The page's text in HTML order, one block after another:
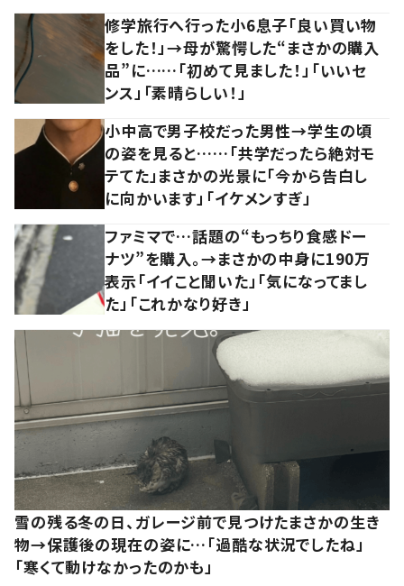
修学旅行へ行った小6息子「良い買い物
をした！」→母が驚愕した“まさかの購入
品”に……「初めて見ました！」「いいセ
ンス」「素晴らしい！」
小中高で男子校だった男性→学生の頃
の姿を見ると……「共学だったら絶対モ
テてた」まさかの光景に「今から告白し
に向かいます」「イケメンすぎ」
ファミマで…話題の“もっちり食感ドー
ナツ”を購入。→まさかの中身に190万
表示「イイこと聞いた」「気になってまし
た」「これかなり好き」
雪の残る冬の日、ガレージ前で見つけたまさかの生き
物→保護後の現在の姿に…「過酷な状況でしたね」
「寒くて動けなかったのかも」